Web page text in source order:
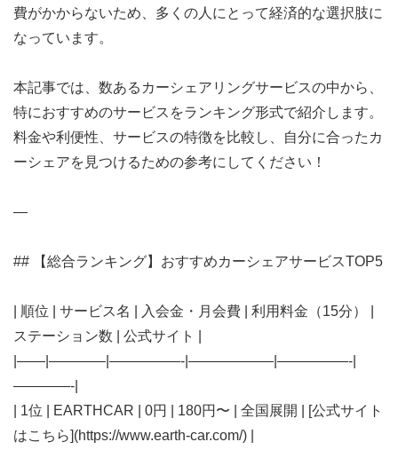
費がかからないため、多くの人にとって経済的な選択肢に
なっています。
本記事では、数あるカーシェアリングサービスの中から、
特におすすめのサービスをランキング形式で紹介します。
料金や利便性、サービスの特徴を比較し、自分に合ったカ
ーシェアを見つけるための参考にしてください！
—
## 【総合ランキング】おすすめカーシェアサービスTOP5
| 順位 | サービス名 | 入会金・月会費 | 利用料金（15分） |
ステーション数 | 公式サイト |
|——|————|—————-|——————|—————-|
————-|
| 1位 | EARTHCAR | 0円 | 180円〜 | 全国展開 | [公式サイト
はこちら](https://www.earth-car.com/) |